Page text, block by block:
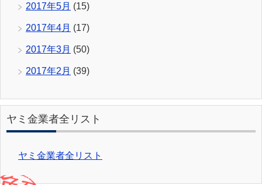
2017年5月 (15)
2017年4月 (17)
2017年3月 (50)
2017年2月 (39)
ヤミ金業者全リスト
ヤミ金業者全リスト